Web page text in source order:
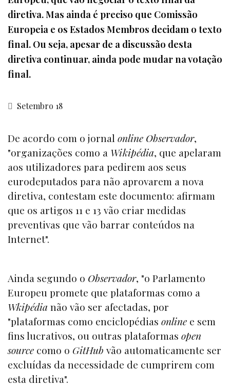
diretiva. Mas ainda é preciso que Comissão
Europeia e os Estados Membros decidam o texto
final. Ou seja, apesar de a discussão desta
diretiva continuar, ainda pode mudar na votação
final.
Setembro 18
De acordo com o jornalonline Observador,
"organizações como a Wikipédia, que apelaram
aos utilizadores para pedirem aos seus
eurodeputados para não aprovarem a nova
diretiva, contestam este documento: afirmam
que os artigos 11 e 13 vão criar medidas
preventivas que vão barrar conteúdos na
Internet".
Ainda segundo o Observador, "o Parlamento
Europeu promete que plataformas como a
Wkipédia não vão ser afectadas, por
"plataformas como enciclopédias online e sem
fins lucrativos, ou outras plataformas open
source como o GitHub vão automaticamente ser
excluídas da necessidade de cumprirem com
esta diretiva".